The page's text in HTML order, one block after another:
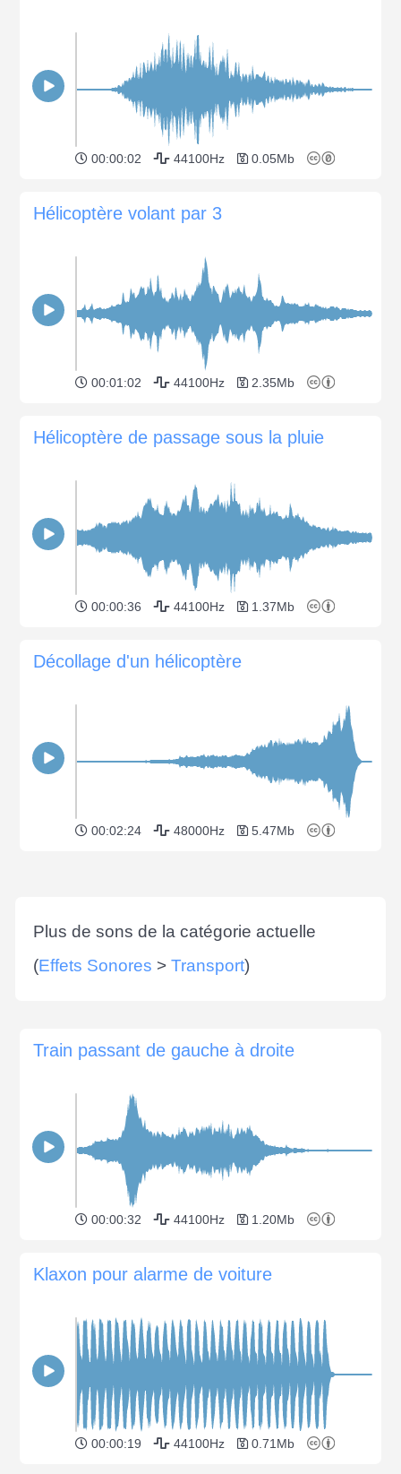
00:00:02 44100Hz 0.05Mb
Hélicoptère volant par 3
00:01:02 44100Hz 2.35Mb
Hélicoptère de passage sous la pluie
00:00:36 44100Hz 1.37Mb
Décollage d'un hélicoptère
00:02:24 48000Hz 5.47Mb
Plus de sons de la catégorie actuelle
(Effets Sonores > Transport)
Train passant de gauche à droite
00:00:32 44100Hz 1.20Mb
Klaxon pour alarme de voiture
00:00:19 44100Hz 0.71Mb